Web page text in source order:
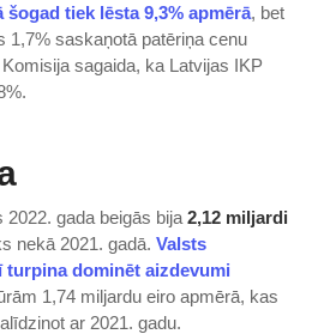
šogad tiek lēsta 9,3% apmērā​, bet
1,7% saskaņotā patēriņa cenu
sagaida, ka Latvijas IKP
gada beigās bija 2,12 miljardi
nekā 2021. gadā. ​Valsts
dominēt aizdevumi
1,74 miljardu eiro apmērā, kas
ar 2021. gadu.